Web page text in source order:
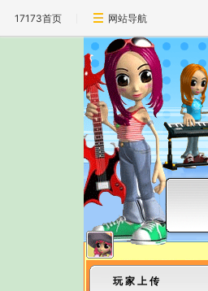
17173首页 网站导航
玩 家 上 传